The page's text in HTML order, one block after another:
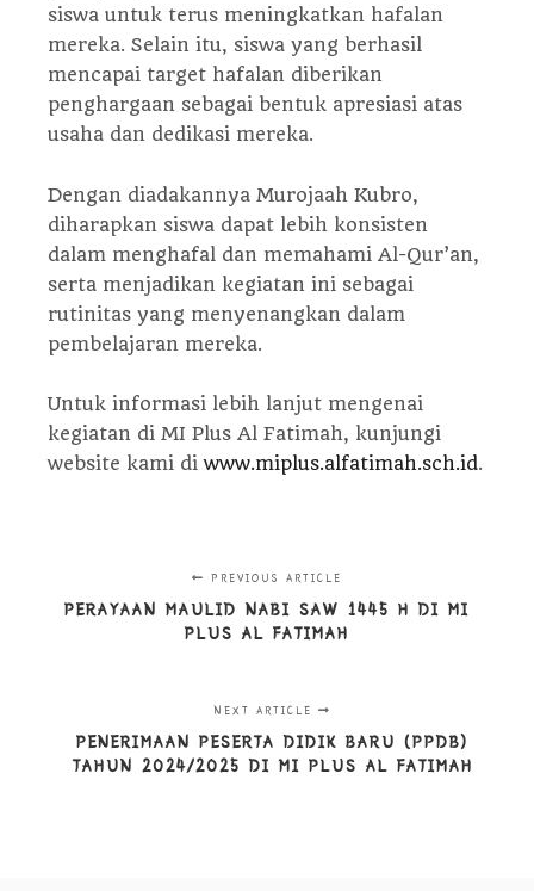
siswa untuk terus meningkatkan hafalan
mereka. Selain itu, siswa yang berhasil
mencapai target hafalan diberikan
penghargaan sebagai bentuk apresiasi atas
usaha dan dedikasi mereka.
Dengan diadakannya Murojaah Kubro,
diharapkan siswa dapat lebih konsisten
dalam menghafal dan memahami Al-Qur’an,
serta menjadikan kegiatan ini sebagai
rutinitas yang menyenangkan dalam
pembelajaran mereka.
Untuk informasi lebih lanjut mengenai
kegiatan di MI Plus Al Fatimah, kunjungi
website kami diwww.miplus.alfatimah.sch.id.
PREVIOUS ARTICLE
PERAYAAN MAULID NABI SAW 1445 H DI MI
PLUS AL FATIMAH
NEXT ARTICLE
PENERIMAAN PESERTA DIDIK BARU (PPDB)
TAHUN 2024/2025 DI MI PLUS AL FATIMAH